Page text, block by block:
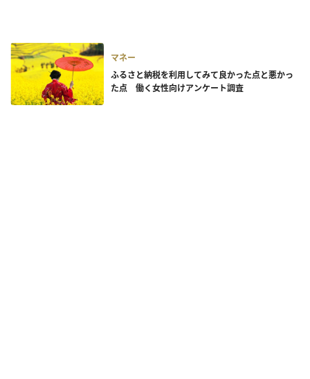
マネー
ふるさと納税を利用してみて良かった点と悪かっ
た点 働く女性向けアンケート調査